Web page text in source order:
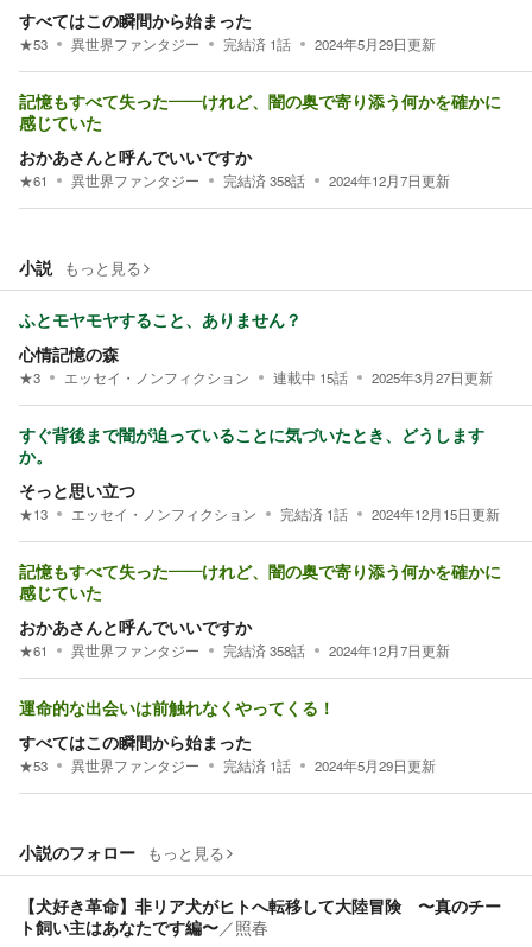
すべてはこの瞬間から始まった
★53 異世界ファンタジー 完結済 1話 2024年5月29日更新
記憶もすべて失った――けれど、闇の奥で寄り添う何かを確かに
感じていた
おかあさんと呼んでいいですか
★61 異世界ファンタジー 完結済358話 2024年12月7日更新
小説 もっと見る
ふとモヤモヤすること、ありません？
心情記憶の森
★3 エッセイ・ノンフィクション 連載中 15話 2025年3月27日更新
すぐ背後まで闇が迫っていることに気づいたとき、どうします
か。
そっと思い立つ
★13 エッセイ・ノンフィクション 完結済 1話 2024年12月15日更新
記憶もすべて失った――けれど、闇の奥で寄り添う何かを確かに
感じていた
おかあさんと呼んでいいですか
★61 異世界ファンタジー 完結済358話 2024年12月7日更新
運命的な出会いは前触れなくやってくる！
すべてはこの瞬間から始まった
★53 異世界ファンタジー 完結済 1話 2024年5月29日更新
小説のフォロー もっと見る
【犬好き革命】非リア犬がヒトへ転移して大陸冒険 〜真のチー
ト飼い主はあなたです編〜／照春